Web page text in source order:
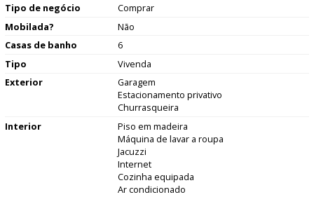
Tipo de negócio
Comprar
Mobilada?
Não
Casas de banho
6
Tipo
Vivenda
Exterior
Garagem
Estacionamento privativo
Churrasqueira
Interior
Piso em madeira
Máquina de lavar a roupa
Jacuzzi
Internet
Cozinha equipada
Ar condicionado